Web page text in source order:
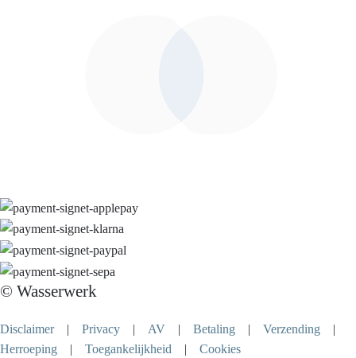
© Wasserwerk
Disclaimer | Privacy | AV | Betaling | Verzending
|
Herroeping
| Toegankelijkheid | Cookies